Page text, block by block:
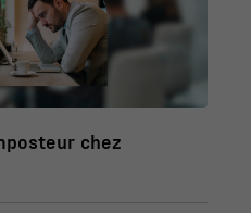
chez